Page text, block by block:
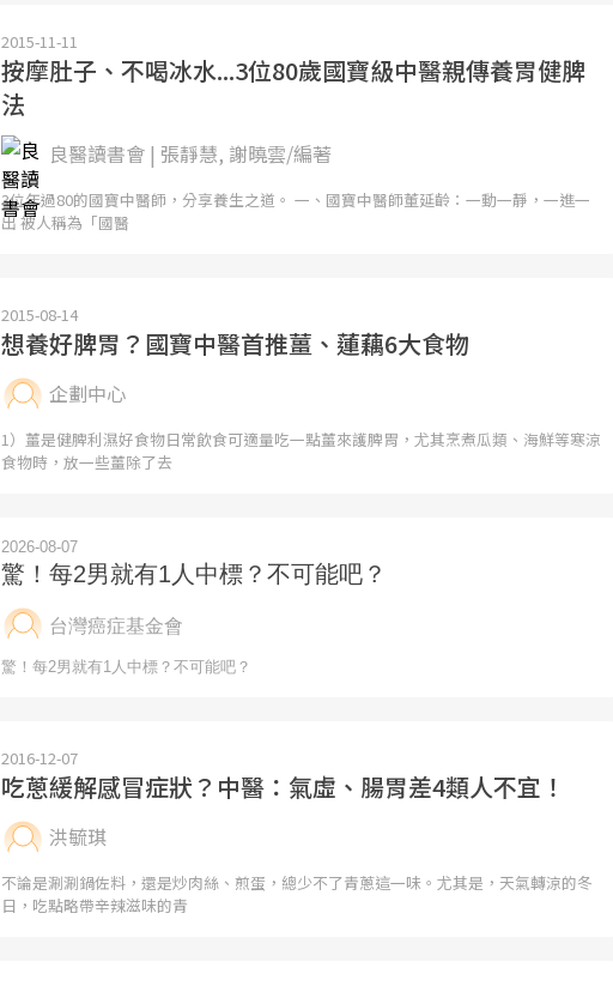
2015-11-11
按摩肚子、不喝冰水...3位80歲國寶級中醫親傳養胃健脾
法
良醫讀書會 | 張靜慧, 謝曉雲/編著
3位年過80的國寶中醫師，分享養生之道。 一、國寶中醫師董延齡：一動一靜，一進一
出 被人稱為「國醫
2015-08-14
想養好脾胃？國寶中醫首推薑、蓮藕6大食物
企劃中心
1）薑是健脾利濕好食物日常飲食可適量吃一點薑來護脾胃，尤其烹煮瓜類、海鮮等寒涼
食物時，放一些薑除了去
2016-12-07
吃蔥緩解感冒症狀？中醫：氣虛、腸胃差4類人不宜！
洪毓琪
不論是涮涮鍋佐料，還是炒肉絲、煎蛋，總少不了青蔥這一味。尤其是，天氣轉涼的冬
日，吃點略帶辛辣滋味的青